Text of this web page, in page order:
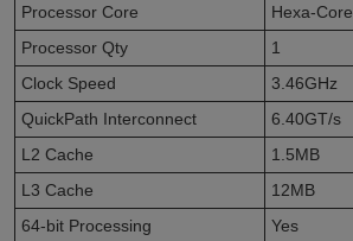
Processor Core
Hexa-Core
Processor Qty
1
Clock Speed
3.46GHz
QuickPath Interconnect
6.40GT/s
L2 Cache
1.5MB
L3 Cache
12MB
64-bit Processing
Yes